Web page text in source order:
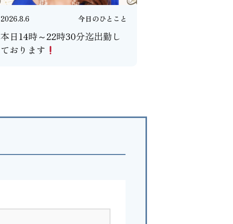
2026.8.6 今日のひとこと
本日14時～22時30分迄出勤し
ております